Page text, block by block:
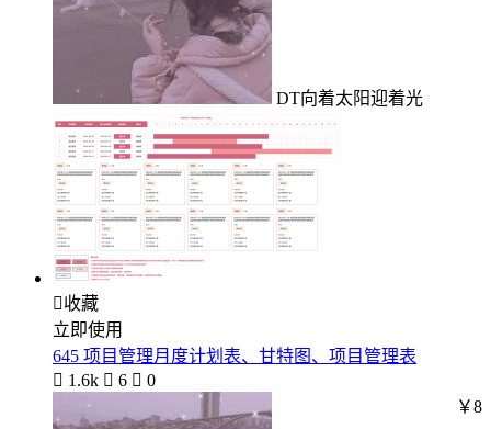
DT向着太阳迎着光
收藏
立即使用
645 项目管理月度计划表、甘特图、项目管理表
 1.6k  6  0
￥8